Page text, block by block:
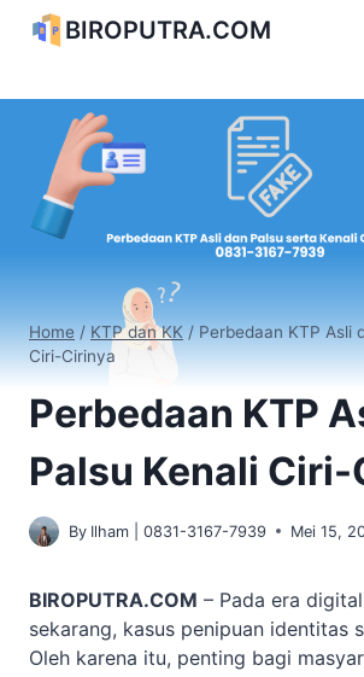
BIROPUTRA.COM
Home / KTP dan KK / Perbedaan KTP Asli
Ciri-Cirinya
Perbedaan KTP
Palsu Kenali
By Ilham | 0831-3167-7939 Mei 15,
BIROPUTRA.COM – Pada era
sekarang, kasus penipuan identitas
Oleh karena itu, penting bagi